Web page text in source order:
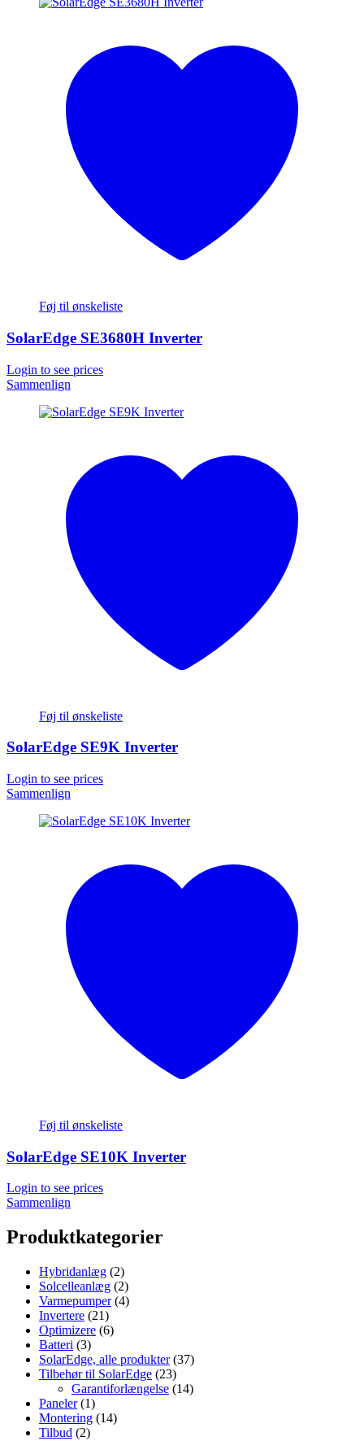
Føj til ønskeliste
SolarEdge SE3680H Inverter
Login to see prices
Sammenlign
Føj til ønskeliste
SolarEdge SE9K Inverter
Login to see prices
Sammenlign
Føj til ønskeliste
SolarEdge SE10K Inverter
Login to see prices
Sammenlign
Produktkategorier
Hybridanlæg (2)
Solcelleanlæg (2)
Varmepumper (4)
Invertere (21)
Optimizere (6)
Batteri (3)
SolarEdge, alle produkter (37)
Tilbehør til SolarEdge (23)
Garantiforlængelse (14)
Paneler (1)
Montering (14)
Tilbud (2)